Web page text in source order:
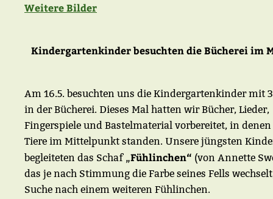
Weitere Bilder
Kindergartenkinder besuchten die Bücherei im
Am 16.5. besuchten uns die Kindergartenkinder mit
in der Bücherei. Dieses Mal hatten wir Bücher, Lieder,
Fingerspiele und Bastelmaterial vorbereitet, in
Tiere im Mittelpunkt standen. Unsere jüngsten
begleiteten das Schaf „Fühlinchen“ (von Annette
das je nach Stimmung die Farbe seines Fells
Suche nach einem weiteren Fühlinchen.